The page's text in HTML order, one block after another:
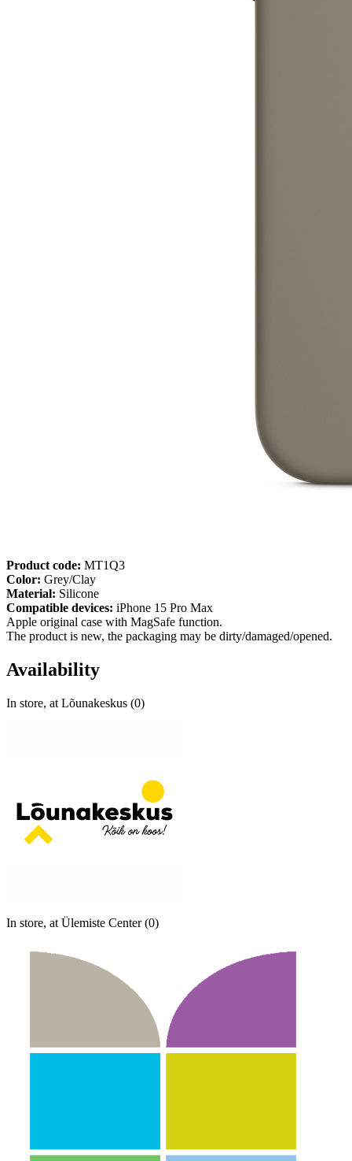
Product code: MT1Q3
Color: Grey/Clay
Material: Silicone
Compatible devices: iPhone 15 Pro Max
Apple original case with MagSafe function.
The product is new, the packaging may be dirty/damaged/opened.
Availability
In store, at Lõunakeskus (0)
In store, at Ülemiste Center (0)